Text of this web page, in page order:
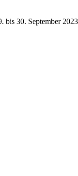
30. September